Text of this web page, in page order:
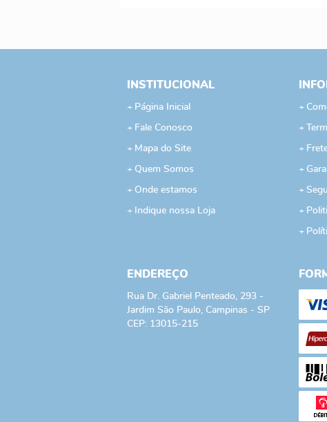
INSTITUCIONAL
Página Inicial
Fale Conosco
Mapa do Site
Quem Somos
Onde estamos
Indique nossa Loja
ENDEREÇO
Rua Dr. Gabriel Penteado, 293 -
Jardim São Paulo, Campinas - SP
CEP: 13015-215